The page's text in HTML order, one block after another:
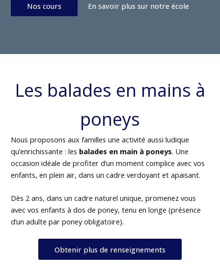
Nos cours En savoir plus sur notre école
Les balades en mains à
poneys
Nous proposons aux familles une activité aussi ludique
qu’enrichissante : les balades en main à poneys. Une
occasion idéale de profiter d’un moment complice avec vos
enfants, en plein air, dans un cadre verdoyant et apaisant.
Dès 2 ans, dans un cadre naturel unique, promenez vous
avec vos enfants à dos de poney, tenu en longe (présence
d’un adulte par poney obligatoire).
Obtenir plus de renseignements